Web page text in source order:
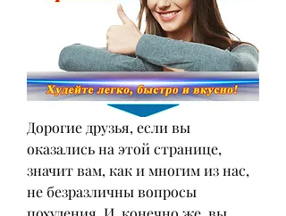
Дорогие друзья, если вы
оказались на этой странице,
значит вам, как и многим из нас,
не безразличны вопросы